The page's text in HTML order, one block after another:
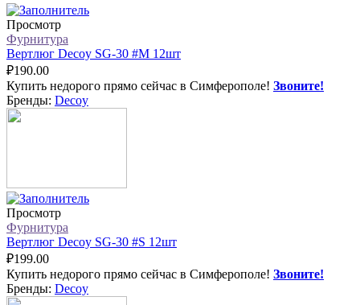
Просмотр
Фурнитура
Вертлюг Decoy SG-30 #M 12шт
₽190.00
Купить недорого прямо сейчас в Симферополе! Звоните!
Бренды: Decoy
Просмотр
Фурнитура
Вертлюг Decoy SG-30 #S 12шт
₽199.00
Купить недорого прямо сейчас в Симферополе! Звоните!
Бренды: Decoy